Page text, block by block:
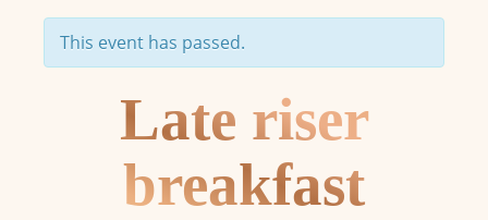
This event has passed.
Late riser
breakfast